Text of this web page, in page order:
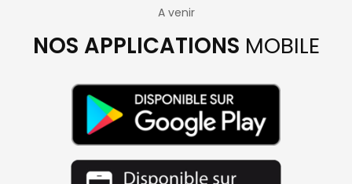
A venir
NOS APPLICATIONS MOBILE